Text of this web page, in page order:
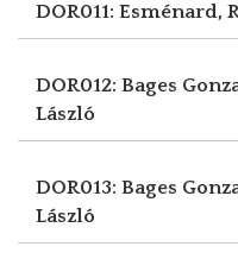
DOR011: Esménard,
DOR012: Bages
László
DOR013: Bages
László